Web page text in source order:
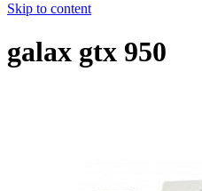
Skip to content
galax gtx 950